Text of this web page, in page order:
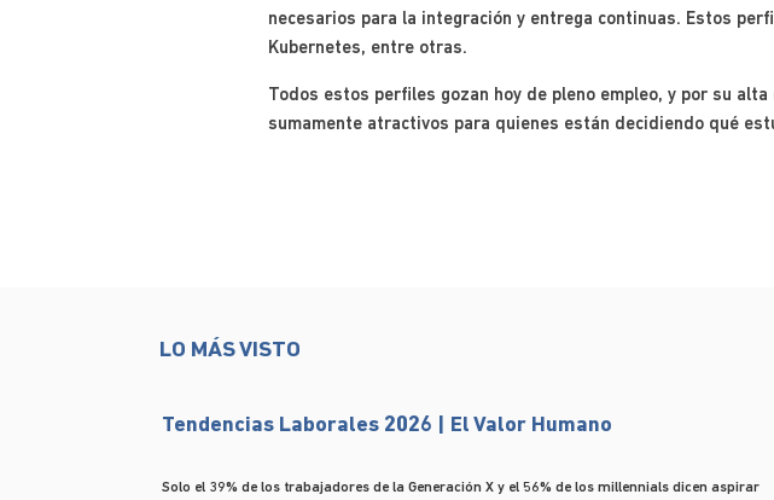
necesarios para la integración y entrega continuas. Estos
Kubernetes, entre otras.
Todos estos perfiles gozan hoy de pleno empleo, y por su
sumamente atractivos para quienes están decidiendo qué
LO MÁS VISTO
Tendencias Laborales 2026 | El Valor Humano
Solo el 39% de los trabajadores de la Generación X y el 56% de los millennials dicen aspirar